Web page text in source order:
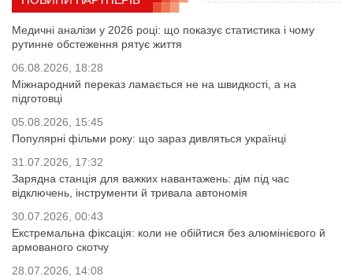
Медичні аналізи у 2026 році: що показує статистика і чому
рутинне обстеження рятує життя
06.08.2026, 18:28
Міжнародний переказ ламається не на швидкості, а на
підготовці
05.08.2026, 15:45
Популярні фільми року: що зараз дивляться українці
31.07.2026, 17:32
Зарядна станція для важких навантажень: дім під час
відключень, інструменти й тривала автономія
30.07.2026, 00:43
Екстремальна фіксація: коли не обійтися без алюмінієвого й
армованого скотчу
28.07.2026, 14:08